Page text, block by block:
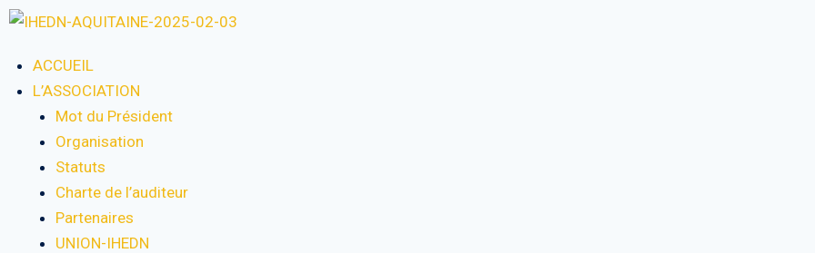
ACCUEIL
L’ASSOCIATION
Mot du Président
Organisation
Statuts
Charte de l’auditeur
Partenaires
UNION-IHEDN